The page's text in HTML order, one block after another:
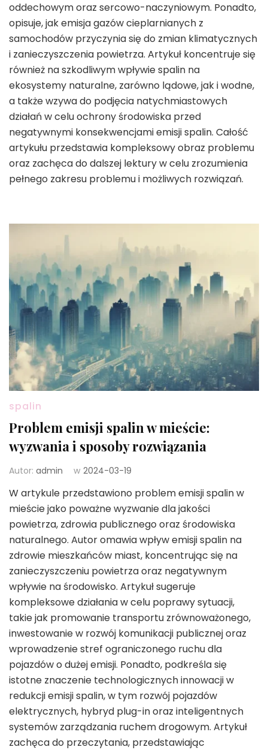
oddechowym oraz sercowo-naczyniowym. Ponadto,
opisuje, jak emisja gazów cieplarnianych z
samochodów przyczynia się do zmian klimatycznych
i zanieczyszczenia powietrza. Artykuł koncentruje się
również na szkodliwym wpływie spalin na
ekosystemy naturalne, zarówno lądowe, jak i wodne,
a także wzywa do podjęcia natychmiastowych
działań w celu ochrony środowiska przed
negatywnymi konsekwencjami emisji spalin. Całość
artykułu przedstawia kompleksowy obraz problemu
oraz zachęca do dalszej lektury w celu zrozumienia
pełnego zakresu problemu i możliwych rozwiązań.
spalin
Problem emisji spalin w mieście:
wyzwania i sposoby rozwiązania
Autor: admin w 2024-03-19
W artykule przedstawiono problem emisji spalin w
mieście jako poważne wyzwanie dla jakości
powietrza, zdrowia publicznego oraz środowiska
naturalnego. Autor omawia wpływ emisji spalin na
zdrowie mieszkańców miast, koncentrując się na
zanieczyszczeniu powietrza oraz negatywnym
wpływie na środowisko. Artykuł sugeruje
kompleksowe działania w celu poprawy sytuacji,
takie jak promowanie transportu zrównoważonego,
inwestowanie w rozwój komunikacji publicznej oraz
wprowadzenie stref ograniczonego ruchu dla
pojazdów o dużej emisji. Ponadto, podkreśla się
istotne znaczenie technologicznych innowacji w
redukcji emisji spalin, w tym rozwój pojazdów
elektrycznych, hybryd plug-in oraz inteligentnych
systemów zarządzania ruchem drogowym. Artykuł
zachęca do przeczytania, przedstawiając